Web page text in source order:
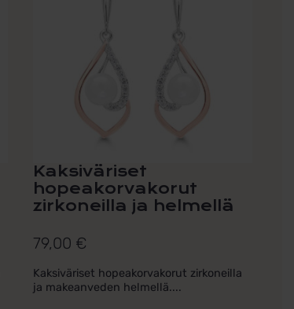
Kaksiväriset
hopeakorvakorut
zirkoneilla ja helmellä
79,00 €
Kaksiväriset hopeakorvakorut zirkoneilla
ja makeanveden helmellä....